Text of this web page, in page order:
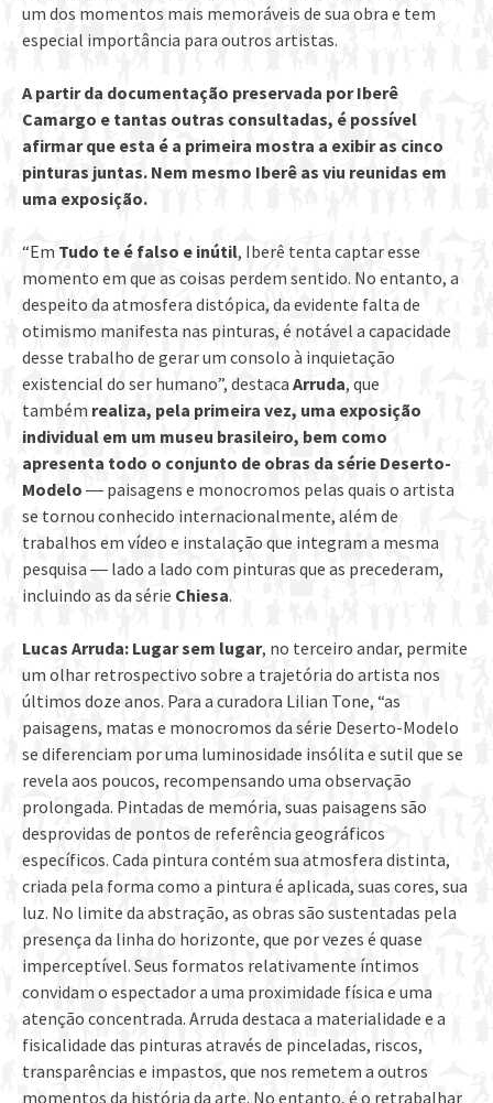
um dos momentos mais memoráveis de sua obra e tem
especial importância para outros artistas.
A partir da documentação preservada por Iberê
Camargo e tantas outras consultadas, é possível
afirmar que esta é a primeira mostra a exibir as cinco
pinturas juntas. Nem mesmo Iberê as viu reunidas em
uma exposição.
“Em Tudo te é falso e inútil, Iberê tenta captar esse
momento em que as coisas perdem sentido. No entanto, a
despeito da atmosfera distópica, da evidente falta de
otimismo manifesta nas pinturas, é notável a capacidade
desse trabalho de gerar um consolo à inquietação
existencial do ser humano”, destacaArruda, que
também realiza, pela primeira vez, uma exposição
individual em um museu brasileiro, bem como
apresenta todo o conjunto de obras da série Deserto-
Modelo ― paisagens e monocromos pelas quais o artista
se tornou conhecido internacionalmente, além de
trabalhos em vídeo e instalação que integram a mesma
pesquisa ― lado a lado com pinturas que as precederam,
incluindo as da série Chiesa.
Lucas Arruda: Lugar sem lugar, no terceiro andar, permite
um olhar retrospectivo sobre a trajetória do artista nos
últimos doze anos. Para a curadora Lilian Tone, “as
paisagens, matas e monocromos da série Deserto-Modelo
se diferenciam por uma luminosidade insólita e sutil que se
revela aos poucos, recompensando uma observação
prolongada. Pintadas de memória, suas paisagens são
desprovidas de pontos de referência geográficos
específicos. Cada pintura contém sua atmosfera distinta,
criada pela forma como a pintura é aplicada, suas cores, sua
luz. No limite da abstração, as obras são sustentadas pela
presença da linha do horizonte, que por vezes é quase
imperceptível. Seus formatos relativamente íntimos
convidam o espectador a uma proximidade física e uma
atenção concentrada. Arruda destaca a materialidade e a
fisicalidade das pinturas através de pinceladas, riscos,
transparências e impastos, que nos remetem a outros
momentos da história da arte. No entanto, é o retrabalhar